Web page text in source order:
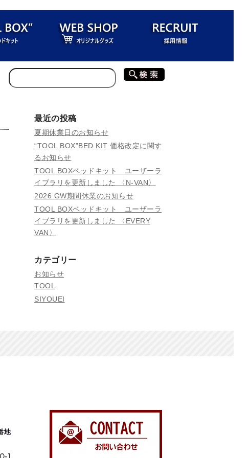
最近の投稿
夏期休業日のお知らせ
“TOOL BOX”BED KIT 価格改定に関す
るお知らせ
TOOL BOXベッドキット ユーザーラ
イブラリを更新しました 〈N-VAN〉
2026 GW期間休業のお知らせ
TOOL BOXベッドキット ユーザーラ
イブラリを更新しました 〈EVERY
VAN〉
カテゴリー
お知らせ
TOOL
SIYOUEI